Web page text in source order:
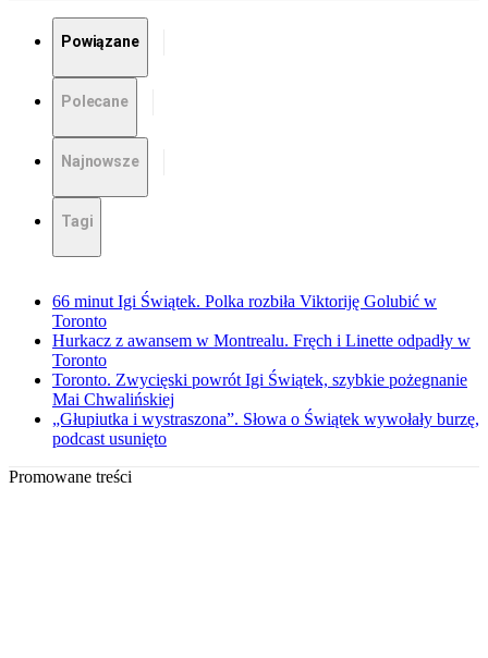
Powiązane
Polecane
Najnowsze
Tagi
66 minut Igi Świątek. Polka rozbiła Viktoriję Golubić w
Toronto
Hurkacz z awansem w Montrealu. Fręch i Linette odpadły w
Toronto
Toronto. Zwycięski powrót Igi Świątek, szybkie pożegnanie
Mai Chwalińskiej
„Głupiutka i wystraszona”. Słowa o Świątek wywołały burzę,
podcast usunięto
Promowane treści